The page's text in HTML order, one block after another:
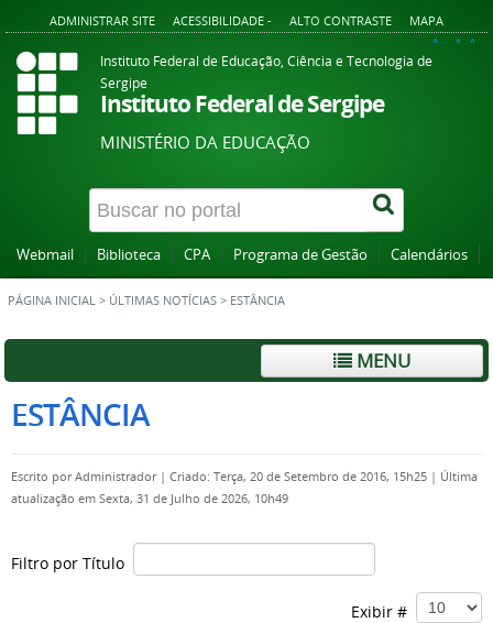
ADMINISTRAR SITE ACESSIBILIDADE - ALTO CONTRASTE MAPA
A+ A A-
Instituto Federal de Educação, Ciência e Tecnologia de
Sergipe
Instituto Federal de Sergipe
MINISTÉRIO DA EDUCAÇÃO
Webmail Biblioteca CPA Programa de Gestão Calendários
PÁGINA INICIAL > ÚLTIMAS NOTÍCIAS > ESTÂNCIA
MENU
ESTÂNCIA
Escrito porAdministrador | Criado: Terça, 20 de Setembro de 2016, 15h25 | Última
atualização em Sexta, 31 de Julho de 2026, 10h49
Filtro por Título
Exibir #